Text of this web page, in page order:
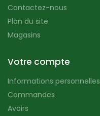
Contactez-nous
Plan du site
Magasins
Votre compte
Informations personnelles
Commandes
Avoirs